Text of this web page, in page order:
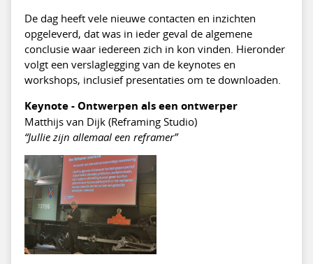
De dag heeft vele nieuwe contacten en inzichten
opgeleverd, dat was in ieder geval de algemene
conclusie waar iedereen zich in kon vinden. Hieronder
volgt een verslaglegging van de keynotes en
workshops, inclusief presentaties om te downloaden.
Keynote - Ontwerpen als een ontwerper
Matthijs van Dijk (Reframing Studio)
“Jullie zijn allemaal een reframer”